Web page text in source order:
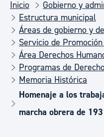
Inicio
Gobierno y
Estructura municipal
Áreas de gobierno y
Servicio de
Área Derechos
Programas de
Memoria Histórica
Homenaje a los
marcha obrera de